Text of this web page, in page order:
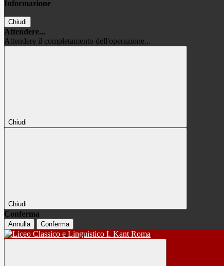
Informazione
Chiudi
Attendere...
Attendere il completamento dell'operazione...
Chiudi
Chiudi
Conferma
Annulla Conferma